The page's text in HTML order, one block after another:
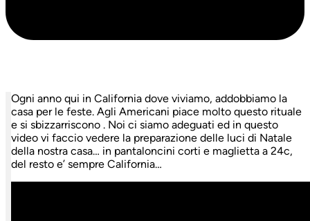
Ogni anno qui in California dove viviamo, addobbiamo la
casa per le feste. Agli Americani piace molto questo rituale
e si sbizzarriscono . Noi ci siamo adeguati ed in questo
video vi faccio vedere la preparazione delle luci di Natale
della nostra casa… in pantaloncini corti e maglietta a 24c,
del resto e’ sempre California…